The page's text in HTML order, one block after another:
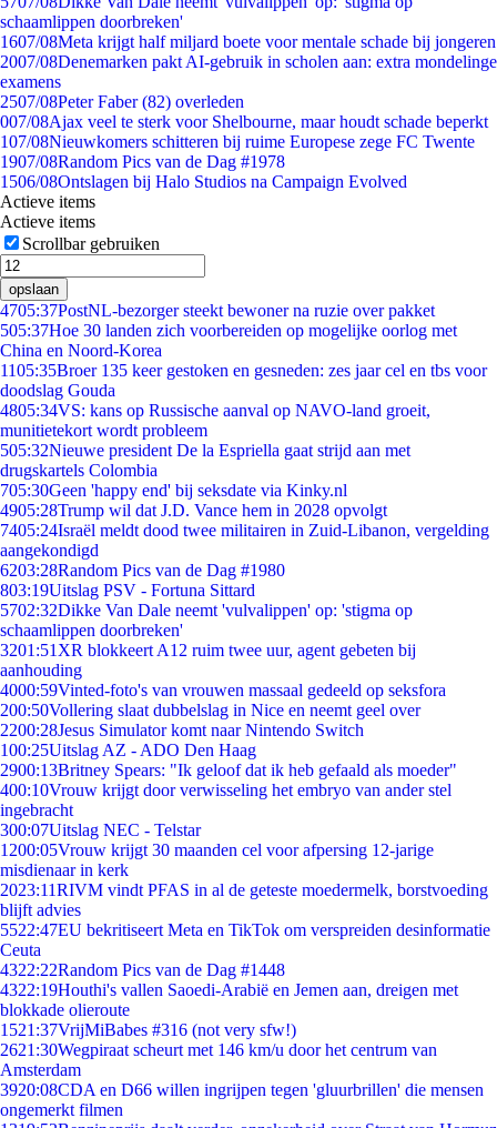
schaamlippen doorbreken'
1607/08Meta krijgt half miljard boete voor mentale schade bij jongeren
2007/08Denemarken pakt AI-gebruik in scholen aan: extra mondelinge
examens
2507/08Peter Faber (82) overleden
007/08Ajax veel te sterk voor Shelbourne, maar houdt schade beperkt
107/08Nieuwkomers schitteren bij ruime Europese zege FC Twente
1907/08Random Pics van de Dag #1978
1506/08Ontslagen bij Halo Studios na Campaign Evolved
Actieve items
Actieve items
Scrollbar gebruiken
opslaan
4705:37PostNL-bezorger steekt bewoner na ruzie over pakket
505:37Hoe 30 landen zich voorbereiden op mogelijke oorlog met
China en Noord-Korea
1105:35Broer 135 keer gestoken en gesneden: zes jaar cel en tbs voor
doodslag Gouda
4805:34VS: kans op Russische aanval op NAVO-land groeit,
munitietekort wordt probleem
505:32Nieuwe president De la Espriella gaat strijd aan met
drugskartels Colombia
705:30Geen 'happy end' bij seksdate via Kinky.nl
4905:28Trump wil dat J.D. Vance hem in 2028 opvolgt
7405:24Israël meldt dood twee militairen in Zuid-Libanon, vergelding
aangekondigd
6203:28Random Pics van de Dag #1980
803:19Uitslag PSV - Fortuna Sittard
5702:32Dikke Van Dale neemt 'vulvalippen' op: 'stigma op
schaamlippen doorbreken'
3201:51 XR blokkeert A12 ruim twee uur, agent gebeten bij
aanhouding
4000:59Vinted-foto's van vrouwen massaal gedeeld op seksfora
200:50Vollering slaat dubbelslag in Nice en neemt geel over
2200:28Jesus Simulator komt naar Nintendo Switch
100:25Uitslag AZ - ADO Den Haag
2900:13Britney Spears: "Ik geloof dat ik heb gefaald als moeder"
400:10Vrouw krijgt door verwisseling het embryo van ander stel
ingebracht
300:07Uitslag NEC - Telstar
1200:05Vrouw krijgt 30 maanden cel voor afpersing 12-jarige
misdienaar in kerk
2023:11RIVM vindt PFAS in al de geteste moedermelk, borstvoeding
blijft advies
5522:47EU bekritiseert Meta en TikTok om verspreiden desinformatie
Ceuta
4322:22Random Pics van de Dag #1448
4322:19Houthi's vallen Saoedi-Arabië en Jemen aan, dreigen met
blokkade olieroute
1521:37VrijMiBabes #316 (not very sfw!)
2621:30Wegpiraat scheurt met 146 km/u door het centrum van
Amsterdam
3920:08CDA en D66 willen ingrijpen tegen 'gluurbrillen' die mensen
ongemerkt filmen